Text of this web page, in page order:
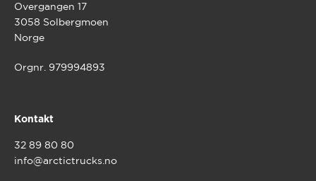
Overgangen 17
3058 Solbergmoen
Norge
Orgnr. 979994893
Kontakt
32 89 80 80
info@arctictrucks.no